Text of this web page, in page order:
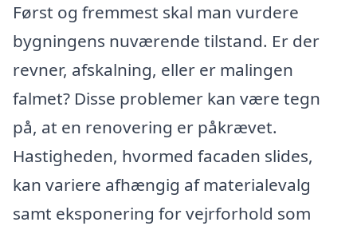
Først og fremmest skal man vurdere
bygningens nuværende tilstand. Er der
revner, afskalning, eller er malingen
falmet? Disse problemer kan være tegn
på, at en renovering er påkrævet.
Hastigheden, hvormed facaden slides,
kan variere afhængig af materialevalg
samt eksponering for vejrforhold som